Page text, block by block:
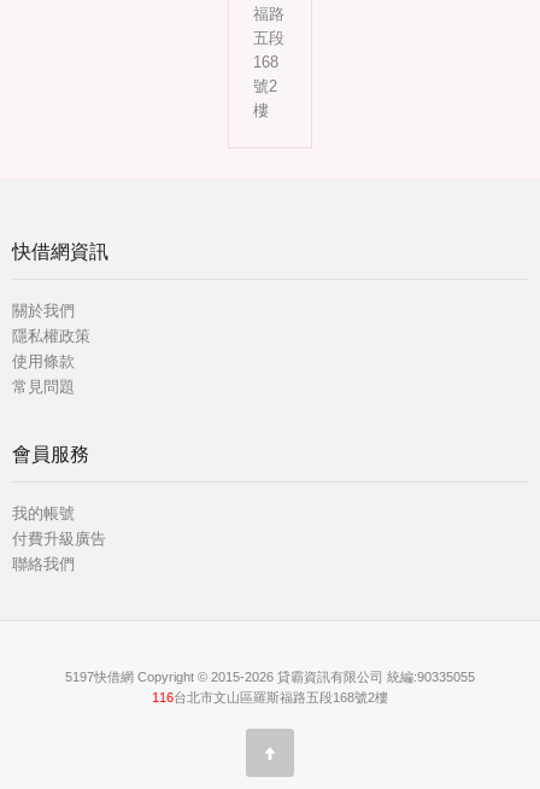
福路
五段
168
號2
樓
快借網資訊
關於我們
隱私權政策
使用條款
常見問題
會員服務
我的帳號
付費升級廣告
聯絡我們
5197快借網 Copyright © 2015-2026 貸霸資訊有限公司 統編:90335055
116台北市文山區羅斯福路五段168號2樓